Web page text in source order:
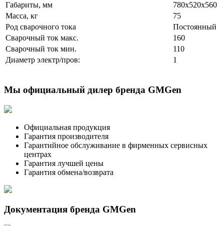
Габариты, мм
780x520x560
Масса, кг
75
Род сварочного тока
Постоянный
Сварочный ток макс.
160
Сварочный ток мин.
110
Диаметр электр/пров:
1
Мы официальный дилер бренда GMGen
Официальная продукция
Гарантия производителя
Гарантийное обслуживание в фирменных сервисных
центрах
Гарантия лучшей цены
Гарантия обмена/возврата
Документация бренда GMGen